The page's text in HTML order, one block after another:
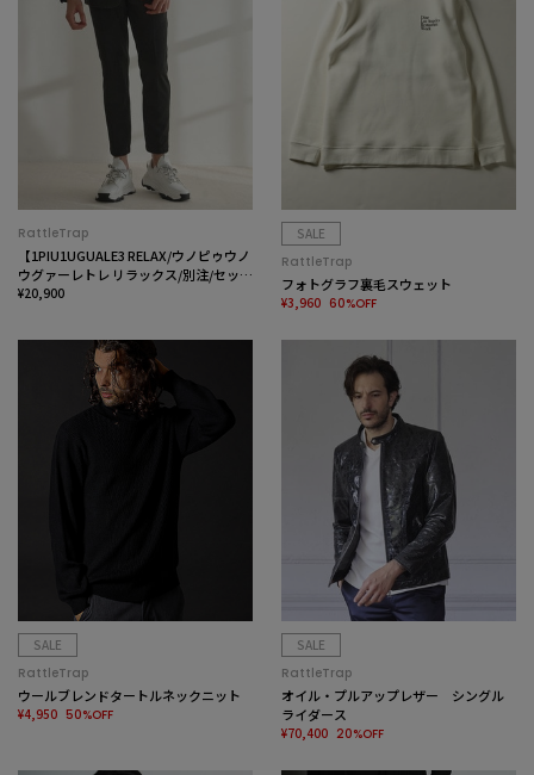
RattleTrap
【1PIU1UGUALE3 RELAX/ウノピゥウノ
ウグァーレトレ リラックス/別注/セット
アップ対応/ストレッチ素材】カモ柄ニ
¥20,900
SALE
RattleTrap
フォトグラフ裏毛スウェット
¥3,960 60%OFF
SALE
RattleTrap
ウールブレンドタートルネックニット
¥4,950 50%OFF
SALE
RattleTrap
オイル・プルアップレザー シングル
ライダース
¥70,400 20%OFF